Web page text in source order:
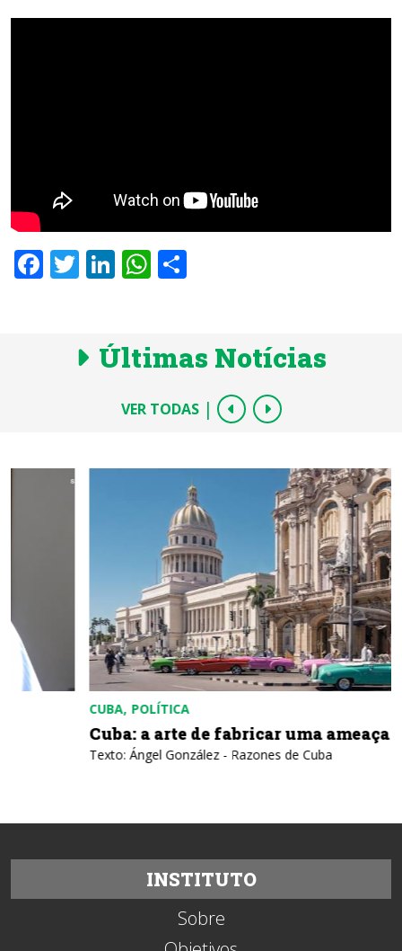
Facebook
TwitterLinkedInWhatsApp
Últimas Notícias
VER TODAS |
POLÍTICA
Colômbia: contra a fraude, desobediência
INSTITUTO
Sobre